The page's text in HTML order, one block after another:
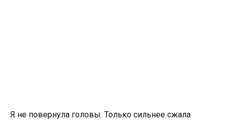
Я не повернула головы. Только сильнее сжала